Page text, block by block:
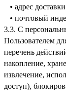
• адрес
• почтовый
3.3. С
Пользователем
перечень
накопление,
извлечение,
доступ),